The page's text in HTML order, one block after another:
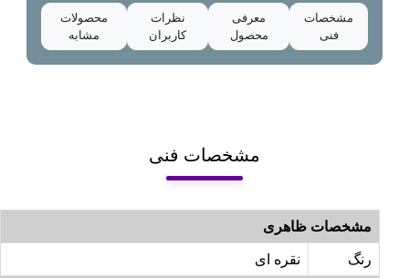
مشخصات
فنی
معرفی
محصول
نظرات
کاربران
محصولات
مشابه
مشخصات فنی
مشخصات ظاهری
رنگ نقره ای